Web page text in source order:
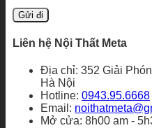
Liên hệ Nội Thất Meta
Địa chỉ: 352 Giải
Hà Nội
Hotline: 0943.95.6668
Email:
Mở cửa: 8h00 am -